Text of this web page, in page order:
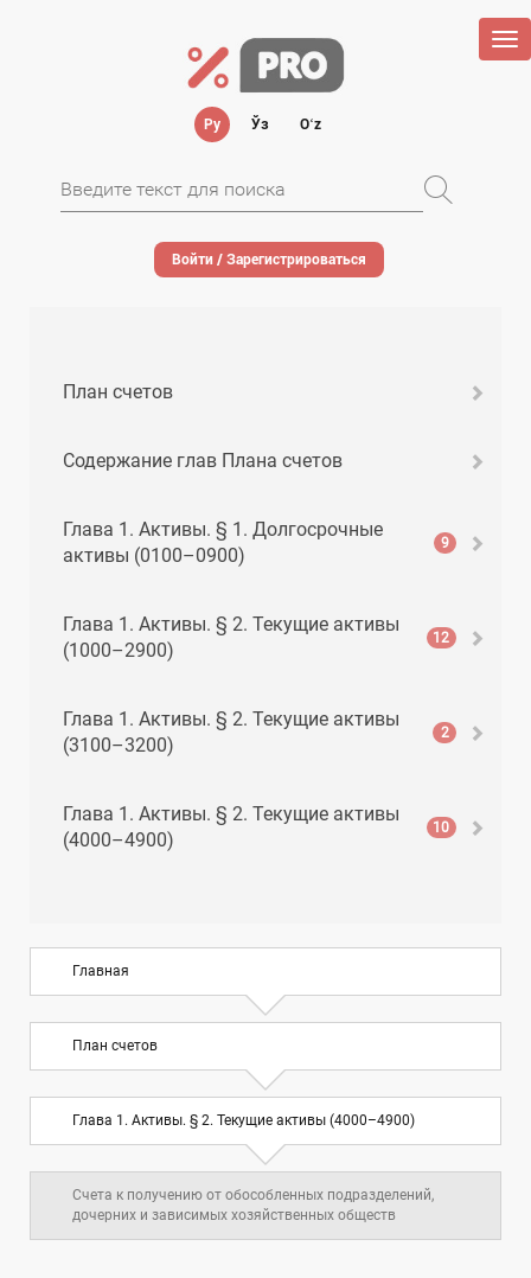
Ру Ўз Oʻz
Войти / Зарегистрироваться
План счетов
Содержание глав Плана счетов
Глава 1. Активы. § 1. Долгосрочные
активы (0100–0900)
9
Глава 1. Активы. § 2. Текущие активы
(1000–2900)
12
Глава 1. Активы. § 2. Текущие активы
(3100–3200)
2
Глава 1. Активы. § 2. Текущие активы
(4000–4900)
10
Глава 2. Обязательства. § 1. Текущие
обязательства (6000–6900)
Глава 2. Обязательства. § 2.
Долгосрочные обязательства (7000–
7900)
Глава 3. Собственный капитал (8000–
8900)
Главная
План счетов
Глава 1. Активы. § 2. Текущие активы (4000–4900)
Счета к получению от обособленных подразделений,
дочерних и зависимых хозяйственных обществ